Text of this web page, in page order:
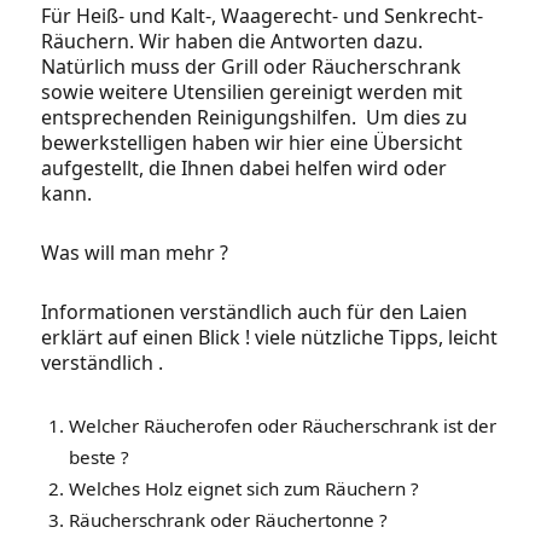
Für Heiß- und Kalt-, Waagerecht- und Senkrecht-
Räuchern. Wir haben die Antworten dazu.
Natürlich muss der Grill oder Räucherschrank
sowie weitere Utensilien gereinigt werden mit
entsprechenden Reinigungshilfen. Um dies zu
bewerkstelligen haben wir hier eine Übersicht
aufgestellt, die Ihnen dabei helfen wird oder
kann.
Was will man mehr ?
Informationen verständlich auch für den Laien
erklärt auf einen Blick ! viele nützliche Tipps, leicht
verständlich .
Welcher Räucherofen oder Räucherschrank ist der
beste ?
Welches Holz eignet sich zum Räuchern ?
Räucherschrank oder Räuchertonne ?